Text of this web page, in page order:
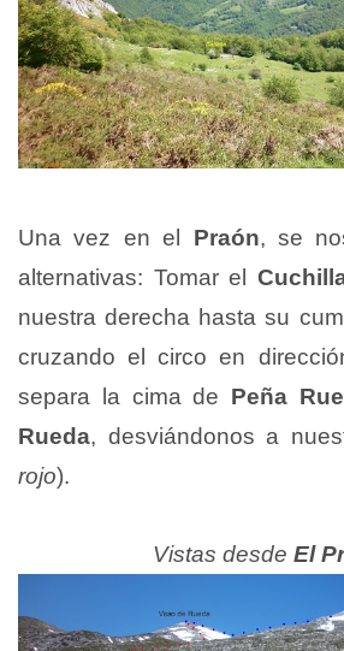
Una vez en el Praón, se
alternativas: Tomar el
nuestra derecha hasta su
cruzando el circo en
separa la cima de Peña
Rueda, desviándonos a
rojo).
Vistas desde El